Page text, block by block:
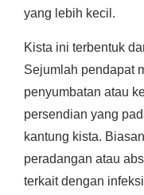
yang lebih kecil.
Kista ini terbentuk
Sejumlah pendapat
penyumbatan atau
persendian yang
kantung kista.
peradangan atau
terkait dengan